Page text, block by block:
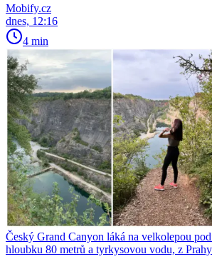
Mobify.cz
dnes, 12:16
4 min
Český Grand Canyon láká na velkolepou
hloubku 80 metrů a tyrkysovou vodu, z